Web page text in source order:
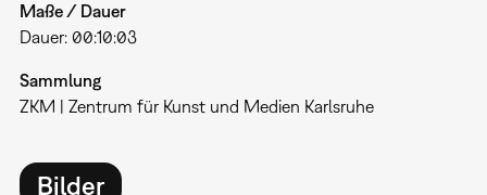
Maße / Dauer
Dauer: 00:10:03
Sammlung
ZKM | Zentrum für Kunst und Medien Karlsruhe
Bilder